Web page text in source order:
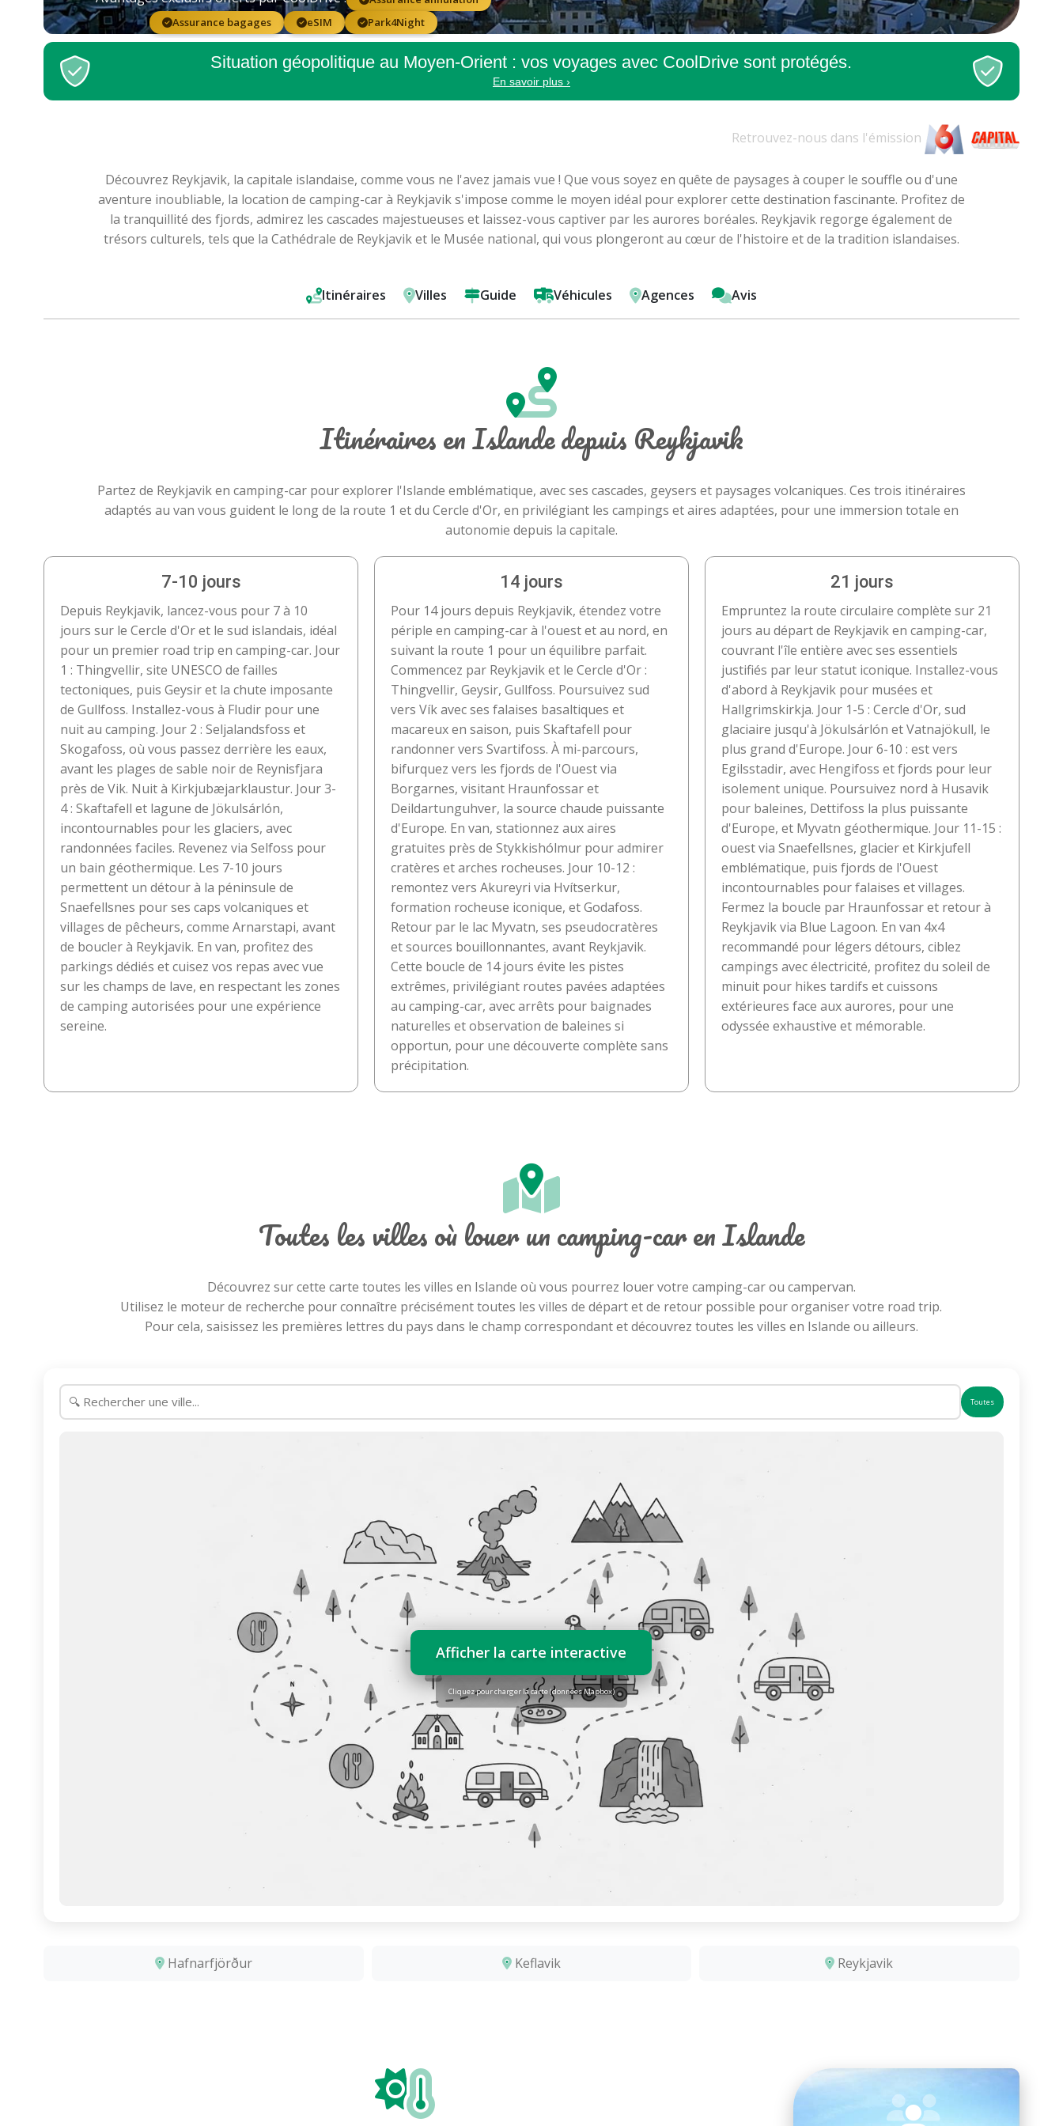
Assurance bagages
eSIM Park4Night
Situation géopolitique au Moyen-Orient : vos voyages avec CoolDrive sont protégés.
En savoir plus ›
Retrouvez-nous dans l'émission
Découvrez Reykjavik, la capitale islandaise, comme vous ne l'avez jamais vue ! Que vous soyez en quête de paysages à couper le souffle ou d'une
aventure inoubliable, la location de camping-car à Reykjavik s'impose comme le moyen idéal pour explorer cette destination fascinante. Profitez de
la tranquillité des fjords, admirez les cascades majestueuses et laissez-vous captiver par les aurores boréales. Reykjavik regorge également de
trésors culturels, tels que la Cathédrale de Reykjavik et le Musée national, qui vous plongeront au cœur de l'histoire et de la tradition islandaises.
Itinéraires Villes Guide Véhicules Agences Avis
Itinéraires en Islande depuis Reykjavik
Partez de Reykjavik en camping-car pour explorer l'Islande emblématique, avec ses cascades, geysers et paysages volcaniques. Ces trois itinéraires
adaptés au van vous guident le long de la route 1 et du Cercle d'Or, en privilégiant les campings et aires adaptées, pour une immersion totale en
autonomie depuis la capitale.
7-10 jours
Depuis Reykjavik, lancez-vous pour 7 à 10
jours sur le Cercle d'Or et le sud islandais, idéal
pour un premier road trip en camping-car. Jour
1 : Thingvellir, site UNESCO de failles
tectoniques, puis Geysir et la chute imposante
de Gullfoss. Installez-vous à Fludir pour une
nuit au camping. Jour 2 : Seljalandsfoss et
Skogafoss, où vous passez derrière les eaux,
avant les plages de sable noir de Reynisfjara
près de Vik. Nuit à Kirkjubæjarklaustur. Jour 3-
4 : Skaftafell et lagune de Jökulsárlón,
incontournables pour les glaciers, avec
randonnées faciles. Revenez via Selfoss pour
un bain géothermique. Les 7-10 jours
permettent un détour à la péninsule de
Snaefellsnes pour ses caps volcaniques et
villages de pêcheurs, comme Arnarstapi, avant
de boucler à Reykjavik. En van, profitez des
parkings dédiés et cuisez vos repas avec vue
sur les champs de lave, en respectant les zones
de camping autorisées pour une expérience
sereine.
14 jours
Pour 14 jours depuis Reykjavik, étendez votre
périple en camping-car à l'ouest et au nord, en
suivant la route 1 pour un équilibre parfait.
Commencez par Reykjavik et le Cercle d'Or :
Thingvellir, Geysir, Gullfoss. Poursuivez sud
vers Vík avec ses falaises basaltiques et
macareux en saison, puis Skaftafell pour
randonner vers Svartifoss. À mi-parcours,
bifurquez vers les fjords de l'Ouest via
Borgarnes, visitant Hraunfossar et
Deildartunguhver, la source chaude puissante
d'Europe. En van, stationnez aux aires
gratuites près de Stykkishólmur pour admirer
cratères et arches rocheuses. Jour 10-12 :
remontez vers Akureyri via Hvítserkur,
formation rocheuse iconique, et Godafoss.
Retour par le lac Myvatn, ses pseudocratères
et sources bouillonnantes, avant Reykjavik.
Cette boucle de 14 jours évite les pistes
extrêmes, privilégiant routes pavées adaptées
au camping-car, avec arrêts pour baignades
naturelles et observation de baleines si
opportun, pour une découverte complète sans
précipitation.
21 jours
Empruntez la route circulaire complète sur 21
jours au départ de Reykjavik en camping-car,
couvrant l'île entière avec ses essentiels
justifiés par leur statut iconique. Installez-vous
d'abord à Reykjavik pour musées et
Hallgrimskirkja. Jour 1-5 : Cercle d'Or, sud
glaciaire jusqu'à Jökulsárlón et Vatnajökull, le
plus grand d'Europe. Jour 6-10 : est vers
Egilsstadir, avec Hengifoss et fjords pour leur
isolement unique. Poursuivez nord à Husavik
pour baleines, Dettifoss la plus puissante
d'Europe, et Myvatn géothermique. Jour 11-15 :
ouest via Snaefellsnes, glacier et Kirkjufell
emblématique, puis fjords de l'Ouest
incontournables pour falaises et villages.
Fermez la boucle par Hraunfossar et retour à
Reykjavik via Blue Lagoon. En van 4x4
recommandé pour légers détours, ciblez
campings avec électricité, profitez du soleil de
minuit pour hikes tardifs et cuissons
extérieures face aux aurores, pour une
odyssée exhaustive et mémorable.
Toutes les villes où louer un camping-car en Islande
Découvrez sur cette carte toutes les villes en Islande où vous pourrez louer votre camping-car ou campervan.
Utilisez le moteur de recherche pour connaître précisément toutes les villes de départ et de retour possible pour organiser votre road trip.
Pour cela, saisissez les premières lettres du pays dans le champ correspondant et découvrez toutes les villes en Islande ou ailleurs.
Toutes
Afficher la carte interactive
Cliquez pour charger la carte (données Mapbox)
Hafnarfjörður Keflavik Reykjavik